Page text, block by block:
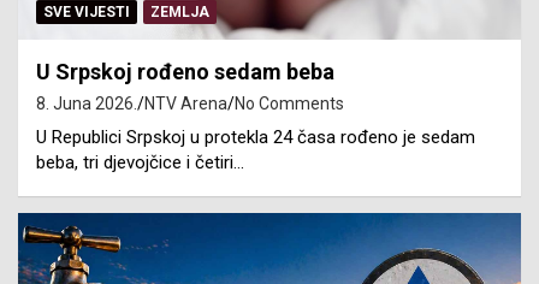
SVE VIJESTI ZEMLJA
U Srpskoj rođeno sedam beba
8. Juna 2026. NTV Arena No Comments
U Republici Srpskoj u protekla 24 časa rođeno je sedam
beba, tri djevojčice i četiri…